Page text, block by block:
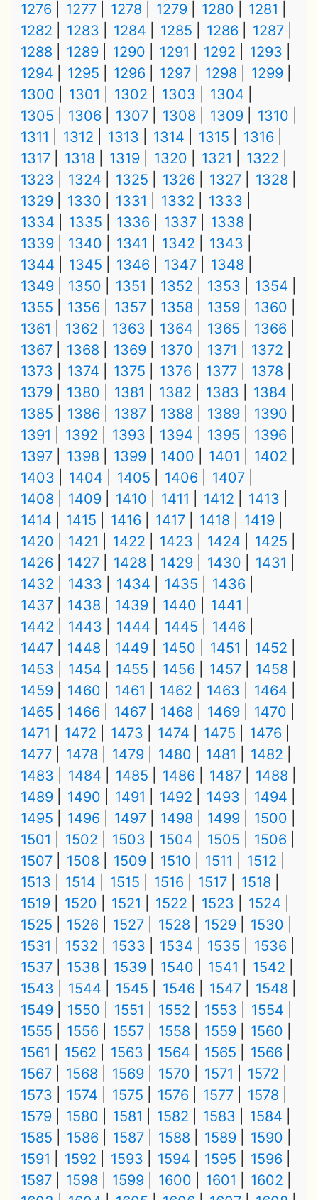
1276
1277 1278 1279 1280
1281
1282
1283 1284 1285 1286
1287
1288
1289 1290 1291 1292
1293
1294
1295 1296 1297 1298
1299
1300
1301 1302 1303
1304
1305
1306 1307 1308 1309
1310
1311
1312 1313 1314 1315
1316
1317
1318 1319 1320 1321
1322
1323
1324 1325 1326 1327
1328
1329
1330 1331 1332
1333
1334
1335 1336 1337
1338
1339
1340 1341 1342
1343
1344
1345 1346 1347
1348
1349
1350 1351 1352 1353
1354
1355
1356 1357 1358 1359
1360
1361
1362 1363 1364 1365
1366
1367
1368 1369 1370 1371
1372
1373
1374 1375 1376 1377
1378
1379
1380 1381 1382 1383
1384
1385
1386 1387 1388 1389
1390
1391
1392 1393 1394 1395
1396
1397
1398 1399 1400 1401
1402
1403
1404 1405 1406
1407
1408
1409 1410 1411 1412
1413
1414
1415 1416 1417 1418
1419
1420
1421 1422 1423 1424
1425
1426
1427 1428 1429 1430
1431
1432
1433 1434 1435
1436
1437
1438 1439 1440
1441
1442
1443 1444 1445
1446
1447
1448 1449 1450 1451
1452
1453
1454 1455 1456 1457
1458
1459
1460 1461 1462 1463
1464
1465
1466 1467 1468 1469
1470
1471
1472 1473 1474 1475
1476
1477
1478 1479 1480 1481
1482
1483
1484 1485 1486 1487
1488
1489
1490 1491 1492 1493
1494
1495
1496 1497 1498 1499
1500
1501
1502 1503 1504 1505
1506
1507
1508 1509 1510 1511
1512
1513
1514 1515 1516 1517
1518
1519
1520 1521 1522 1523
1524
1525
1526 1527 1528 1529
1530
1531
1532 1533 1534 1535
1536
1537
1538 1539 1540 1541
1542
1543
1544 1545 1546 1547
1548
1549
1550 1551 1552 1553
1554
1555
1556 1557 1558 1559
1560
1561
1562 1563 1564 1565
1566
1567
1568 1569 1570 1571
1572
1573
1574 1575 1576 1577
1578
1579
1580 1581 1582 1583
1584
1585
1586 1587 1588 1589
1590
1591
1592 1593 1594 1595
1596
1597
1598 1599 1600 1601
1602